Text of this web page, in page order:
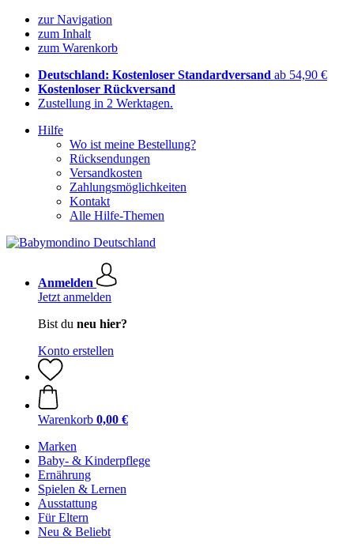
zur Navigation
zum Inhalt
zum Warenkorb
Deutschland: Kostenloser Standardversand ab 54,90 €
Kostenloser Rückversand
Zustellung in 2 Werktagen.
Hilfe
Wo ist meine Bestellung?
Rücksendungen
Versandkosten
Zahlungsmöglichkeiten
Kontakt
Alle Hilfe-Themen
Anmelden
Jetzt anmelden
Bist du neu hier?
Konto erstellen
Warenkorb 0,00 €
Marken
Baby- & Kinderpflege
Ernährung
Spielen & Lernen
Ausstattung
Für Eltern
Neu & Beliebt